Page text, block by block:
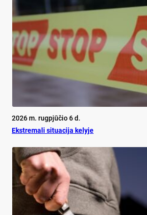
2026 m. rugpjūčio 6 d.
Ekst­re­ma­li si­tua­ci­ja ke­ly­je